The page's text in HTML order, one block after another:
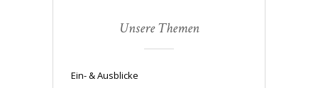
Unsere Themen
Ein- & Ausblicke